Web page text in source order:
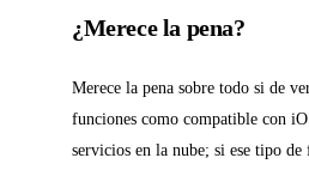
¿Merece la pena?
Merece la pena sobre todo si de
funciones como compatible con
servicios en la nube; si ese tipo